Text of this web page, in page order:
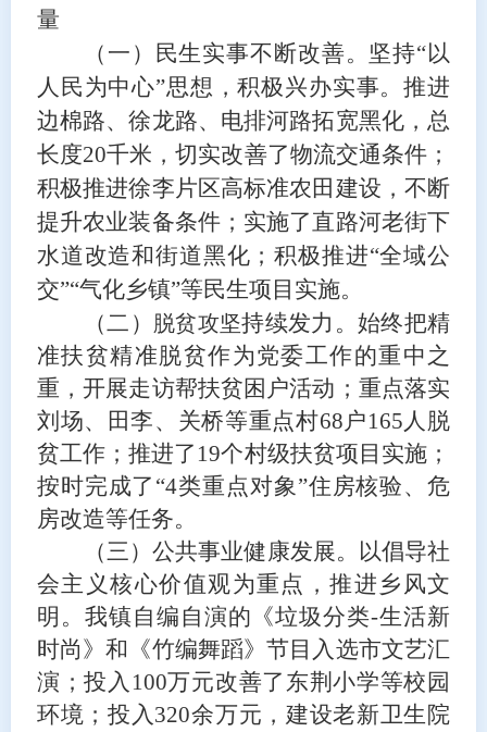
量
（一）民生实事不断改善。坚持“以
人民为中心”思想，积极兴办实事。推进
边棉路、徐龙路、电排河路拓宽黑化，总
长度20千米，切实改善了物流交通条件；
积极推进徐李片区高标准农田建设，不断
提升农业装备条件；实施了直路河老街下
水道改造和街道黑化； 积极推进“全域公
交”“气化乡镇”等民生项目实施。
（二）
脱贫攻坚持续发力 。始终把精
准扶贫精准脱贫作为党委工作的重中之
重，开展走访帮扶贫困户活动 ；重点落实
刘场、田李、关桥等重点村68户165人脱
贫工作 ；推进了 19个村级扶贫项目 实施；
按时完成了 “4类重点对象”住房核验、危
房改造等任务。
（三）公共事业健康发展。
以倡导社
会主义核心价值观为重点，推进乡风文
明。我镇自编自演的《垃圾分类-生活新
时尚》和《竹编舞蹈》节目入选市文艺汇
演； 投入 100万元改善了东荆小学等校园
环境；投入320余万元，建设老新卫生院